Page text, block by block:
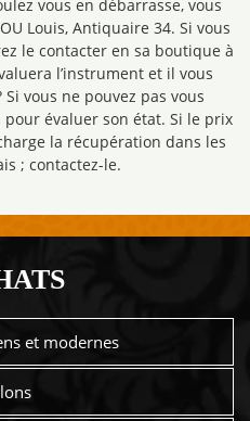
vous en débarrasse, vous
Louis, Antiquaire 34. Si vous
le contacter en sa boutique à
l’instrument et il vous
vous ne pouvez pas vous
évaluer son état. Si le prix
la récupération dans les
; contactez-le.
et modernes